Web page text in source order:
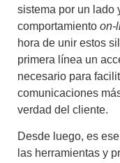
sistema por un lado
comportamiento on-
hora de unir estos
primera línea un
necesario para
comunicaciones
verdad del cliente.
Desde luego, es
las herramientas y